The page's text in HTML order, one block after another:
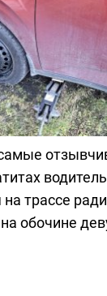
водитель
трассе ради
обочине